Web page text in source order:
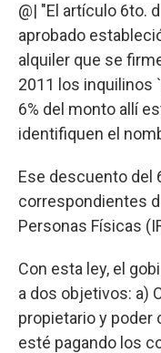
@| "El artículo 6to.
aprobado
alquiler que se
2011 los inquilinos
6% del monto allí
identifiquen el
Ese descuento del
correspondientes
Personas Físicas
Con esta ley, el
a dos objetivos: a)
propietario y
esté pagando los